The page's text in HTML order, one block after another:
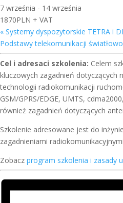
7 września - 14 września
1870PLN + VAT
« Systemy dyspozytorskie TETRA i
Podstawy telekomunikacji
Cel i adresaci szkolenia: Celem
kluczowych zagadnień dotyczących
technologii radiokomunikacji
GSM/GPRS/EDGE, UMTS,
również zagadnień dotyczących
Szkolenie adresowane jest do
zagadnieniami
Zobacz program szkolenia i zasady